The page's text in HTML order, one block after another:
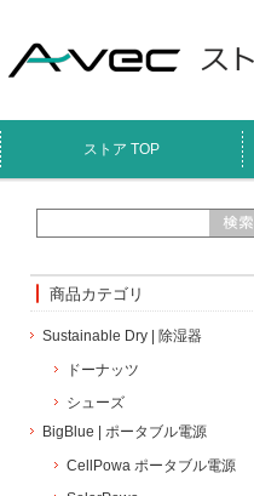
ストア TOP
商品カテゴリ
Sustainable Dry | 除湿器
ドーナッツ
シューズ
BigBlue | ポータブル電源
CellPowa ポータブル電源